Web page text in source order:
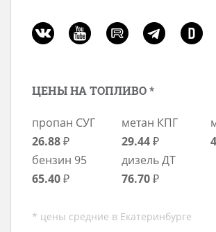
ЦЕНЫ НА ТОПЛИВО *
пропан СУГ
26.88₽
метан КПГ
29.44₽
бензин 95
65.40₽
дизель ДТ
76.70₽
* цены средние в Екатеринбурге